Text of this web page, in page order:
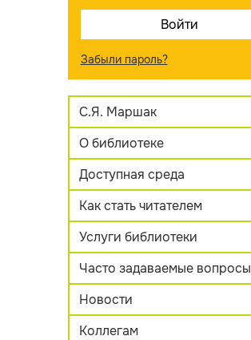
Забыли пароль?
С.Я. Маршак
О библиотеке
Доступная среда
Как стать читателем
Услуги библиотеки
Часто задаваемые вопросы
Новости
Коллегам